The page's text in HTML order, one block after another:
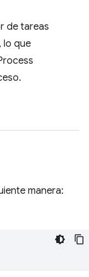
de tareas
lo que
manera: